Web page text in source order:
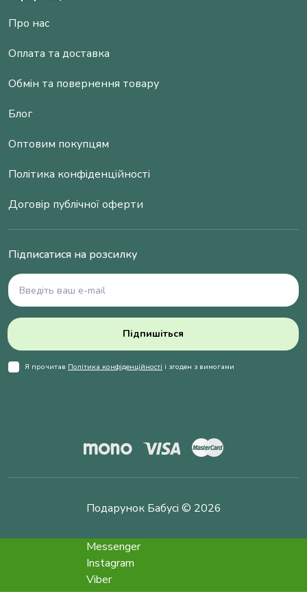
Про нас
Оплата та доставка
Обмін та повернення товару
Блог
Оптовим покупцям
Політика конфіденційності
Договір публічної оферти
Підписатися на розсилку
Підпишіться
Я прочитав Політика конфіденційності і згоден з вимогами
Подарунок Бабусі © 2026
Messenger
Instagram
Viber